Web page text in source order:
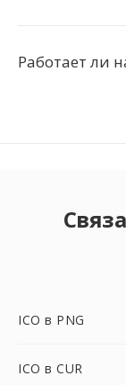
Работает ли
ICO в PNG
ICO в CUR